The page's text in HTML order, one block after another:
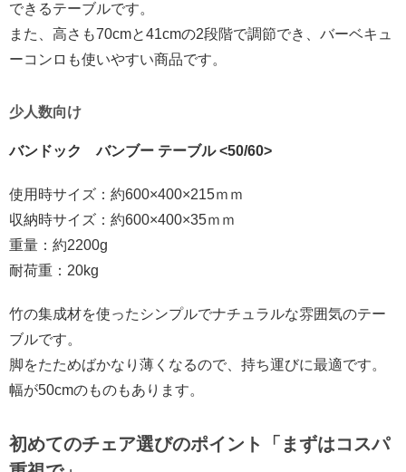
できるテーブルです。
また、高さも70cmと41cmの2段階で調節でき、バーベキュ
ーコンロも使いやすい商品です。
少人数向け
バンドック バンブー テーブル <50/60>
使用時サイズ：約600×400×215ｍｍ
収納時サイズ：約600×400×35ｍｍ
重量：約2200g
耐荷重：20kg
竹の集成材を使ったシンプルでナチュラルな雰囲気のテー
ブルです。
脚をたためばかなり薄くなるので、持ち運びに最適です。
幅が50cmのものもあります。
初めてのチェア選びのポイント「まずはコスパ